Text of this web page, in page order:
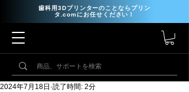
歯科用3Dプリンターのことならプリン
タ.comにお任せください！
2024年7月18日 読了時間: 2分